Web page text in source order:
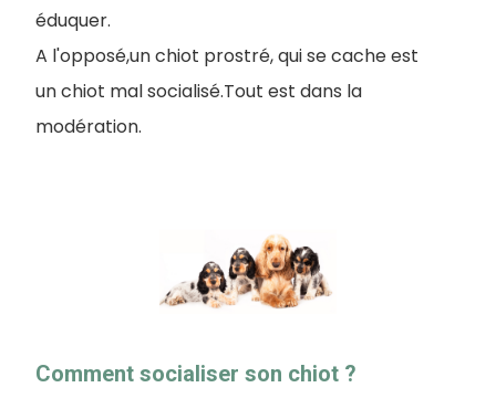
éduquer.
A l'opposé,un chiot prostré, qui se cache est
un chiot mal socialisé.Tout est dans la
modération.
Comment socialiser son chiot ?